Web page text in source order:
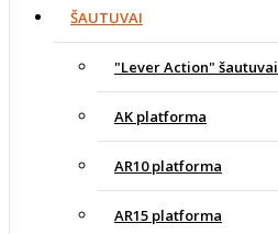
ŠAUTUVAI
"Lever Action" šautuvai
AK platforma
AR10 platforma
AR15 platforma